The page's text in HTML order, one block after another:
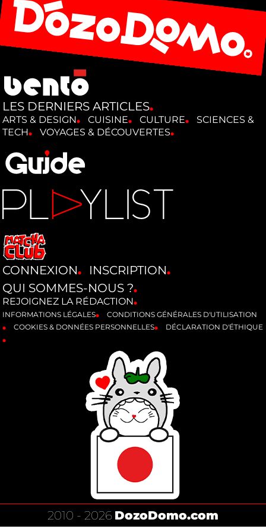
LES DERNIERS ARTICLES
ARTS & DESIGN CUISINE CULTURE
SCIENCES &
TECH
VOYAGES & DÉCOUVERTES
CONNEXION
INSCRIPTION
QUI SOMMES-NOUS ?
REJOIGNEZ LA RÉDACTION
INFORMATIONS LÉGALES
CONDITIONS GÉNÉRALES D'UTILISATION
COOKIES & DONNÉES PERSONNELLES
DÉCLARATION D'ÉTHIQUE
2010 - 2026 DozoDomo.com